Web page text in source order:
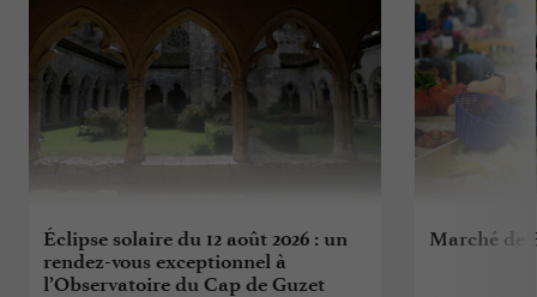
Éclipse solaire du 12 août 2026 : un
rendez-vous exceptionnel à
l’Observatoire du Cap de Guzet
Marché de